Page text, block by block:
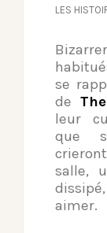
LES
se
de
leur
que
salle,
aimer.